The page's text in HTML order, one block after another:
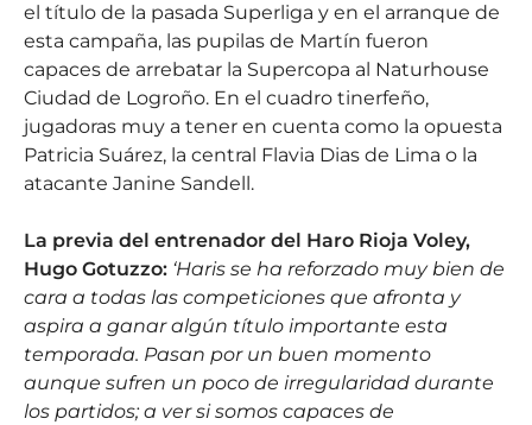
el título de la pasada Superliga y en el arranque de
esta campaña, las pupilas de Martín fueron
capaces de arrebatar la Supercopa al Naturhouse
Ciudad de Logroño. En el cuadro tinerfeño,
jugadoras muy a tener en cuenta como la opuesta
Patricia Suárez, la central Flavia Dias de Lima o la
atacante Janine Sandell.
La previa del entrenador del Haro Rioja Voley,
Hugo Gotuzzo: ‘Haris se ha reforzado muy bien de
cara a todas las competiciones que afronta y
aspira a ganar algún título importante esta
temporada. Pasan por un buen momento
aunque sufren un poco de irregularidad durante
los partidos; a ver si somos capaces de